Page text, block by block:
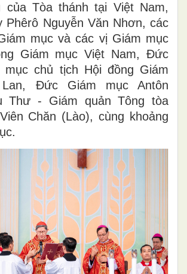
của Tòa thánh tại Việt Nam,
Phêrô Nguyễn Văn Nhơn, các
mục và các vị Giám mục
Giám mục Việt Nam, Đức
mục chủ tịch Hội đồng Giám
Đức Giám mục Antôn
Thư - Giám quản Tông tòa
Chăn (Lào), cùng khoảng